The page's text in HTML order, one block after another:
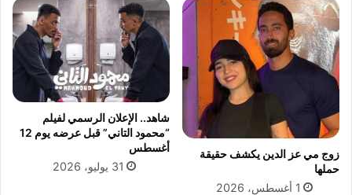
ل
ر
م
ا
ي
ة
ا
ل
ص
ا
ر
زوج مي عز الدين يكشف حقيقة
حملها
1 أغسطس، 2026
شاهد.. الإعلان الرسمي لفيلم
“محمود التاني” قبل عرضه يوم 12
أغسطس
31 يوليو، 2026